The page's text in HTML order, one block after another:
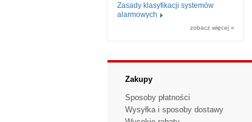
Zasady klasyfikacji systemów
alarmowych
zobacz więcej »
Zakupy
Sposoby płatności
Wysyłka i sposoby dostawy